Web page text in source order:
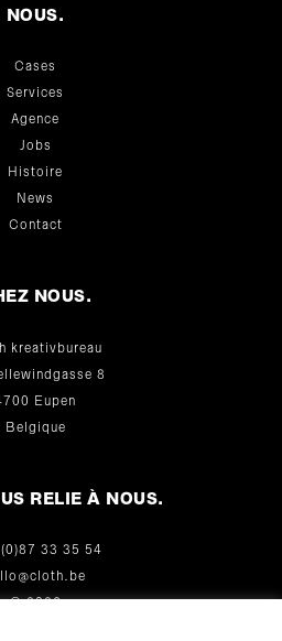
NOUS.
Cases
Services
Agence
Jobs
Histoire
News
Contact
NOUS.
kreativbureau
8
Eupen
Belgique
RELIE À NOUS.
33 35 54
© 2026